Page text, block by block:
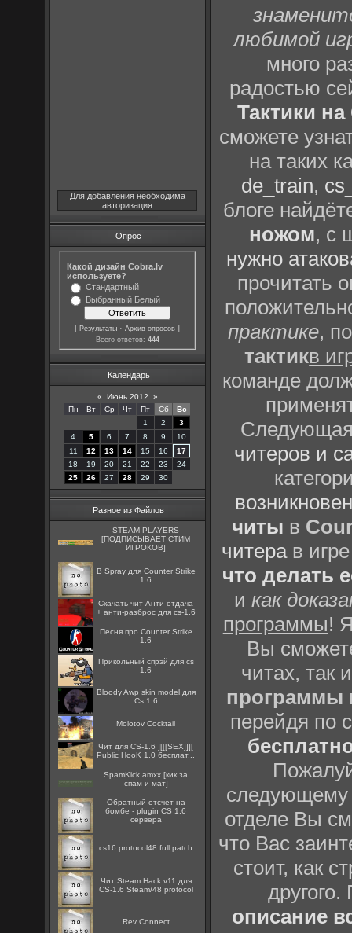
Для добавления необходима
авторизация
Опрос
Какой дизайн Cobra.lv
используете?
Стандартный
Выбранный Белый
[Результаты ·Архив опросов ]
Всего ответов: 444
Календарь
« Июнь 2012
»
Пн
Вт Ср Чт Пт Сб
Вс
1
2
3
4
5 6 7 8 9
10
11
12 13 14 15 16
17
18
19 20 21 22 23
24
25
26 27 28 29 30
Разное из Файлов
STEAM PLAYERS
[ПОДПИСЫВАЕТ СТИМ
ИГРОКОВ]
B Spray для Counter Strike
1.6
Скачать чит Анти-отдача
+ анти-разброс для cs-1.6
Песня про Counter Strike
1.6
Прикольный спрэй для cs
1.6
Bloody Awp skin model для
Cs 1.6
Molotov Cocktail
Чит для CS-1.6 ][[[SEX]]][
Public HooK 1.0 бесплат...
SpamKick.amxx [кик за
спам и мат]
Обратный отсчет на
бомбе - plugin CS 1.6
сервера
cs16 protocol48 full patch
Чит Steam Hack v11 для
CS-1.6 Steam/48 protocol
Rev Connect
любимой
много
радостью
Тактики
сможете
на таких
de_train,
блоге
ножом, с
нужно
прочитать
практике,
тактикв
команде
Следующая
читеров и
читы в
читерав
что делать
икак
программы!
Вы
читах, так
программы
перейдя по
отделе Вы
что Вас
стоит, как
описание